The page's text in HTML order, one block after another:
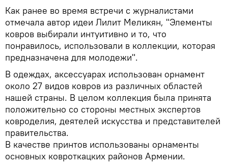
Как ранее во время встречи с журналистами
отмечала автор идеи Лилит Меликян, "Элементы
ковров выбирали интуитивно и то, что
понравилось, использовали в коллекции, которая
предназначена для молодежи".
В одеждах, аксессуарах использован орнамент
около 27 видов ковров из различных областей
нашей страны. В целом коллекция была принята
положительно со стороны местных экспертов
ковроделия, деятелей искусства и представителей
правительства.
В качестве принтов использованы орнаменты
основных ковроткацких районов Армении.